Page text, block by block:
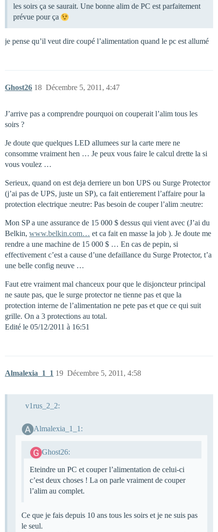
les soirs ça se saurait. Une bonne alim de PC est parfaitement
prévue pour ça
je pense qu’il veut dire coupé l’alimentation quand le pc est allumé
Ghost26 Décembre 5, 2011, 4:47
18
J’arrive pas a comprendre pourquoi on couperait l’alim tous les
soirs ?
Je doute que quelques LED allumees sur la carte mere ne
consomme vraiment hen … Je peux vous faire le calcul drette la si
vous voulez …
Serieux, quand on est deja derriere un bon UPS ou Surge Protector
(j’ai pas de UPS, juste un SP), ca fait entierement l’affaire pour la
protection electrique :neutre: Pas besoin de couper l’alim :neutre:
Mon SP a une assurance de 15 000 $ dessus qui vient avec (J’ai du
Belkin, www.belkin.com… et ca fait en masse la job ). Je doute me
rendre a une machine de 15 000 $ … En cas de pepin, si
effectivement c’est a cause d’une defaillance du Surge Protector, t’a
une belle config neuve …
Faut etre vraiment mal chanceux pour que le disjoncteur principal
ne saute pas, que le surge protector ne tienne pas et que la
protection interne de l’alimentation ne pete pas et que ce qui suit
grille. On a 3 protections au total.
Edité le 05/12/2011 à 16:51
Almalexia_1_1 Décembre 5, 2011, 4:58
19
v1rus_2_2:
Almalexia_1_1:
Ghost26:
Eteindre un PC et couper l’alimentation de celui-ci
c’est deux choses ! La on parle vraiment de couper
l’alim au complet.
Ce que je fais depuis 10 ans tous les soirs et je ne suis pas
le seul.